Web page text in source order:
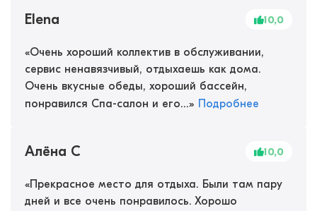
Elena 10,0
«Очень хороший коллектив в обслуживании,
сервис ненавязчивый, отдыхаешь как дома.
Очень вкусные обеды, хороший бассейн,
понравился Спа-салон и его...» Подробнее
Алёна С 10,0
«Прекрасное место для отдыха. Были там пару
дней и все очень понравилось. Хорошо